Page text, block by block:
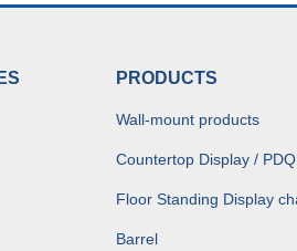
PRODUCTS
Wall-mount products
Countertop Display /
Floor Standing Display
Barrel